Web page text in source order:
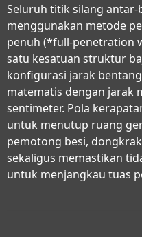
Seluruh titik silang
menggunakan metode
penuh (*full-penetration
satu kesatuan struktur
konfigurasi jarak
matematis dengan jarak
sentimeter. Pola
untuk menutup ruang
pemotong besi,
sekaligus memastikan
untuk menjangkau tuas